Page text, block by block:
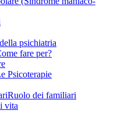
psichiatria
fare per?
Psicoterapie
Ruolo dei familiari
vita